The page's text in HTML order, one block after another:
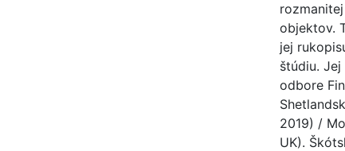
objektov.
jej
štúdiu.
odbore
2019) /
UK).